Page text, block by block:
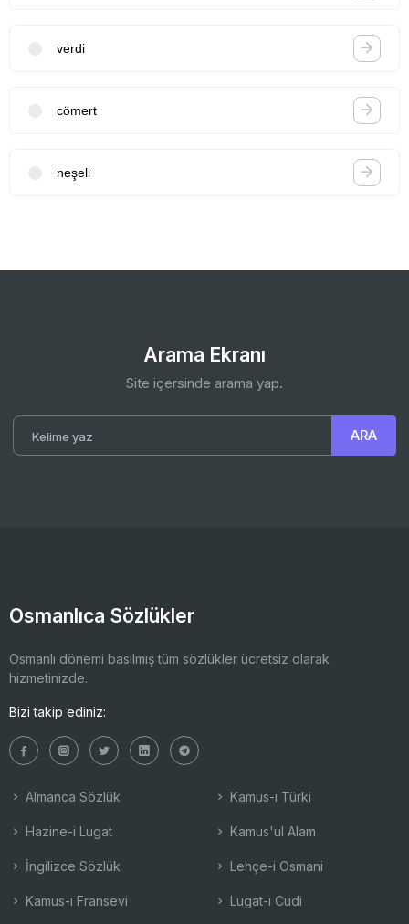
verdi
cömert
neşeli
Arama Ekranı
Site içersinde arama yap.
Osmanlıca Sözlükler
Osmanlı dönemi basılmış tüm sözlükler ücretsiz olarak
hizmetinizde.
Bizi takip ediniz:
Almanca Sözlük
Hazine-i Lugat
İngilizce Sözlük
Kamus-ı Fransevi
Kamus-ı Türki
Kamus'ul Alam
Lehçe-i Osmani
Lugat-ı Cudi